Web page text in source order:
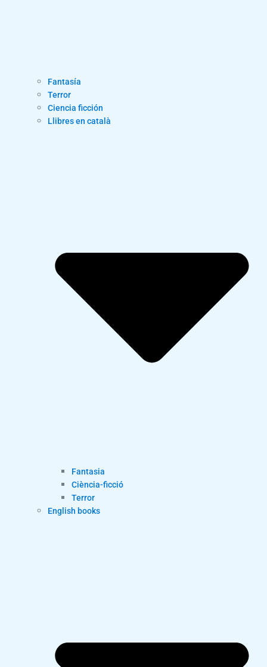
Fantasía
Terror
Ciencia ficción
Llibres en català
Fantasia
Ciència-ficció
Terror
English books